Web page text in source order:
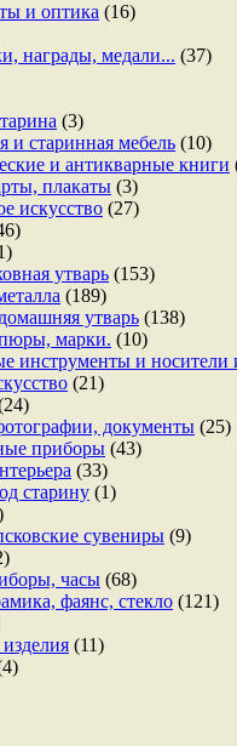
и оптика (16)
награды, медали... (37)
(3)
и старинная мебель (10)
и антикварные книги
плакаты (3)
искусство (27)
утварь (153)
(189)
утварь (138)
марки. (10)
инструменты и носители
(21)
документы (25)
приборы (43)
(33)
старину (1)
сувениры (9)
часы (68)
фаянс, стекло (121)
(11)